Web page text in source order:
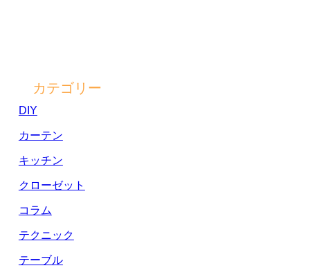
カテゴリー
DIY
カーテン
キッチン
クローゼット
コラム
テクニック
テーブル